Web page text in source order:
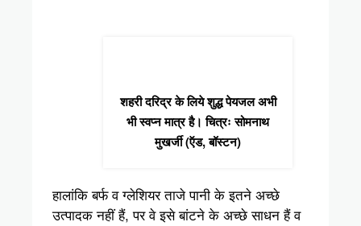
शहरी दरिद्र के लिये शुद्ध पेयजल अभी
भी स्वप्न मात्र है। चित्रः सोमनाथ
मुखर्जी (ऍड, बॉस्टन)
हालांकि बर्फ व ग्लेशियर ताजे पानी के इतने अच्छे
उत्पादक नहीं हैं, पर वे इसे बांटने के अच्छे साधन हैं व